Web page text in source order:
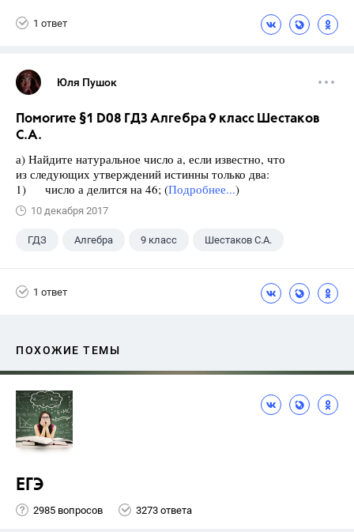
1 ответ
Юля Пушок
Помогите §1 D08 ГДЗ Алгебра 9 класс Шестаков
С.А.
а) Найдите натуральное число а, если известно, что
из следующих утверждений истинны только два:
1) число а делится на 46; (Подробнее...)
10 декабря 2017
ГДЗ Алгебра 9 класс Шестаков С.А.
1 ответ
ПОХОЖИЕ ТЕМЫ
ЕГЭ
2985 вопросов 3273 ответа